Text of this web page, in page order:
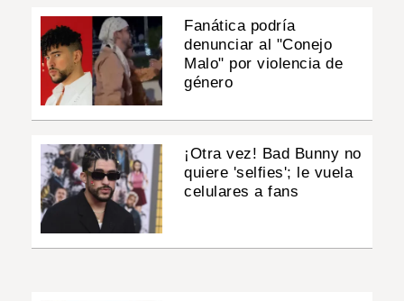
Fanática podría
denunciar al "Conejo
Malo" por violencia de
género
¡Otra vez! Bad Bunny no
quiere 'selfies'; le vuela
celulares a fans